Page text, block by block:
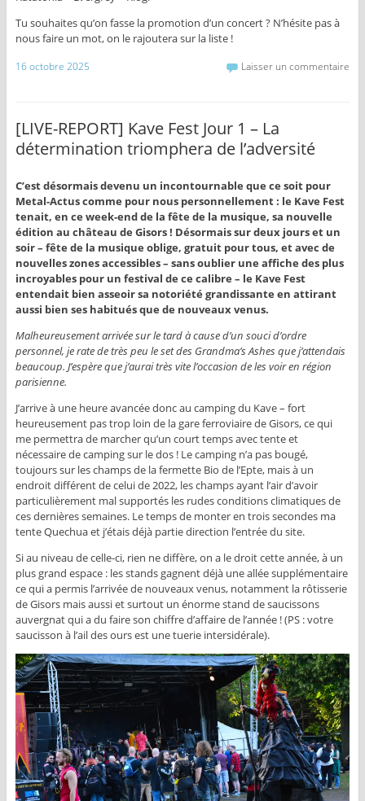
Tu souhaites qu’on fasse la promotion d’un concert ? N’hésite pas à
nous faire un mot, on le rajoutera sur la liste !
16 octobre 2025 Laisser un commentaire
[LIVE-REPORT] Kave Fest Jour 1 – La
détermination triomphera de l’adversité
C’est désormais devenu un incontournable que ce soit pour
Metal-Actus comme pour nous personnellement : le Kave Fest
tenait, en ce week-end de la fête de la musique, sa nouvelle
édition au château de Gisors ! Désormais sur deux jours et un
soir – fête de la musique oblige, gratuit pour tous, et avec de
nouvelles zones accessibles – sans oublier une affiche des plus
incroyables pour un festival de ce calibre – le Kave Fest
entendait bien asseoir sa notoriété grandissante en attirant
aussi bien ses habitués que de nouveaux venus.
Malheureusement arrivée sur le tard à cause d’un souci d’ordre
personnel, je rate de très peu le set des Grandma’s Ashes que j’attendais
beaucoup. J’espère que j’aurai très vite l’occasion de les voir en région
parisienne.
J’arrive à une heure avancée donc au camping du Kave – fort
heureusement pas trop loin de la gare ferroviaire de Gisors, ce qui
me permettra de marcher qu’un court temps avec tente et
nécessaire de camping sur le dos ! Le camping n’a pas bougé,
toujours sur les champs de la fermette Bio de l’Epte, mais à un
endroit différent de celui de 2022, les champs ayant l’air d’avoir
particulièrement mal supportés les rudes conditions climatiques de
ces dernières semaines. Le temps de monter en trois secondes ma
tente Quechua et j’étais déjà partie direction l’entrée du site.
Si au niveau de celle-ci, rien ne diffère, on a le droit cette année, à un
plus grand espace : les stands gagnent déjà une allée supplémentaire
ce qui a permis l’arrivée de nouveaux venus, notamment la rôtisserie
de Gisors mais aussi et surtout un énorme stand de saucissons
auvergnat qui a du faire son chiffre d’affaire de l’année ! (PS : votre
saucisson à l’ail des ours est une tuerie intersidérale).